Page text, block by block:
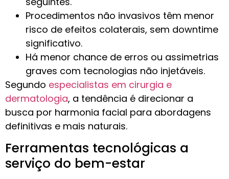
Procedimentos não invasivos têm menor
risco de efeitos colaterais, sem downtime
significativo.
Há menor chance de erros ou assimetrias
graves com tecnologias não injetáveis.
Segundo especialistas em cirurgia e
dermatologia, a tendência é direcionar a
busca por harmonia facial para abordagens
definitivas e mais naturais.
Ferramentas tecnológicas a
serviço do bem-estar